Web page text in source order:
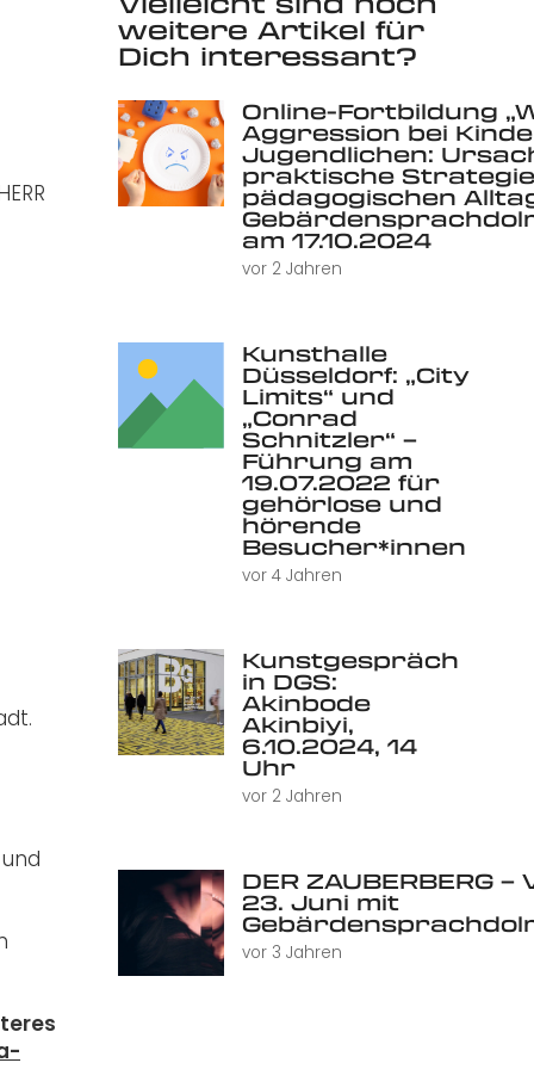
weitere Artikel für
Dich interessant?
Online-Fortbildung
Aggression bei
Jugendlichen:
praktische
pädagogischen
am 17.10.2024
vor 2 Jahren
Kunsthalle
Düsseldorf: „City
Limits“ und
„Conrad
Schnitzler“ –
Führung am
19.07.2022 für
gehörlose und
hörende
Besucher*innen
vor 4 Jahren
Kunstgespräch
in DGS:
Akinbode
Akinbiyi,
6.10.2024, 14
Uhr
vor 2 Jahren
DER ZAUBERBERG
23. Juni mit
vor 3 Jahren